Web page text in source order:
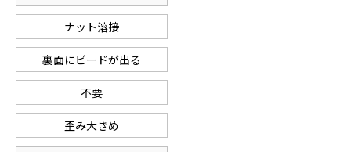
ナット溶接
裏面にビードが出る
不要
歪み大きめ